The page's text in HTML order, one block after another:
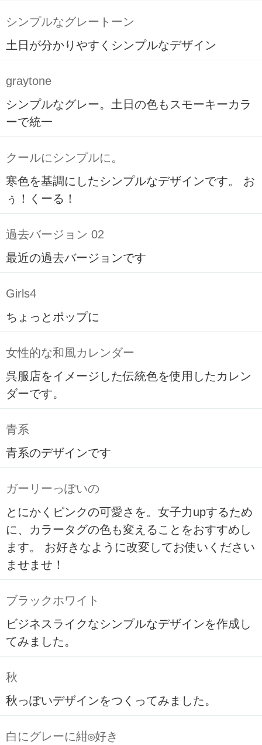
シンプルなグレートーン
土日が分かりやすくシンプルなデザイン
graytone
シンプルなグレー。土日の色もスモーキーカラ
ーで統一
クールにシンプルに。
寒色を基調にしたシンプルなデザインです。 お
ぅ！くーる！
過去バージョン 02
最近の過去バージョンです
Girls4
ちょっとポップに
女性的な和風カレンダー
呉服店をイメージした伝統色を使用したカレン
ダーです。
青系
青系のデザインです
ガーリーっぽいの
とにかくピンクの可愛さを。女子力upするため
に、カラータグの色も変えることをおすすめし
ます。 お好きなように改変してお使いください
ませませ！
ブラックホワイト
ビジネスライクなシンプルなデザインを作成し
てみました。
秋
秋っぽいデザインをつくってみました。
白にグレーに紺◎好き